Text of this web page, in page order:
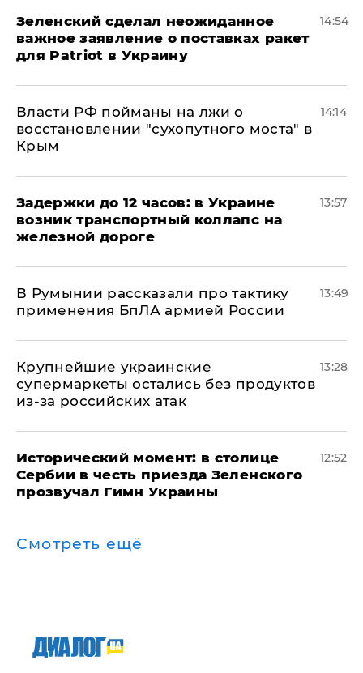
Зеленский сделал неожиданное
важное заявление о поставках ракет
для Patriot в Украину
14:54
Власти РФ пойманы на лжи о
восстановлении "сухопутного моста" в
Крым
14:14
Задержки до 12 часов: в Украине
возник транспортный коллапс на
железной дороге
13:57
В Румынии рассказали про тактику
применения БпЛА армией России
13:49
Крупнейшие украинские
супермаркеты остались без продуктов
из-за российских атак
13:28
Исторический момент: в столице
Сербии в честь приезда Зеленского
прозвучал Гимн Украины
12:52
Смотреть ещё